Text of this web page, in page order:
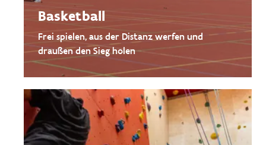
Basketball
Frei spielen, aus der Distanz werfen und
draußen den Sieg holen